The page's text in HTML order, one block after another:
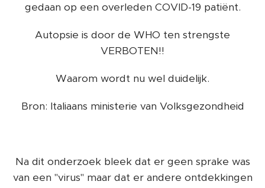
gedaan op een overleden COVID-19 patiënt.
Autopsie is door de WHO ten strengste
VERBOTEN!!
Waarom wordt nu wel duidelijk.
Bron: Italiaans ministerie van Volksgezondheid
Na dit onderzoek bleek dat er geen sprake was
van een "virus" maar dat er andere ontdekkingen